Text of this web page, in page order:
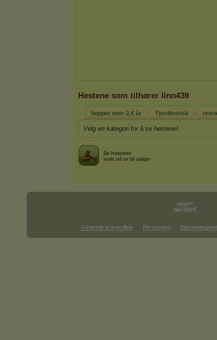
Hestene som tilhører linn439
hopper over 2,6 år Fjordtastisk
Velg en kategori for å se hestene!
Se hestene
som nå er til salgs
Generelle brukervilkår Personvern